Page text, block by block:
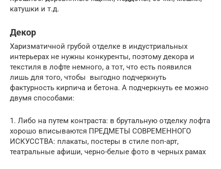
катушки и т.д.
Декор
Харизматичной грубой отделке в индустриальных
интерьерах не нужны конкуренты, поэтому декора и
текстиля в лофте немного, а тот, что есть появился
лишь для того, чтобы выгодно подчеркнуть
фактурность кирпича и бетона. А подчеркнуть ее можно
двумя способами:
1. Либо на путем контраста: в брутальную отделку лофта
хорошо вписываются ПРЕДМЕТЫ СОВРЕМЕННОГО
ИСКУССТВА: плакаты, постеры в стиле поп-арт,
театральные афиши, черно-белые фото в черных рамах